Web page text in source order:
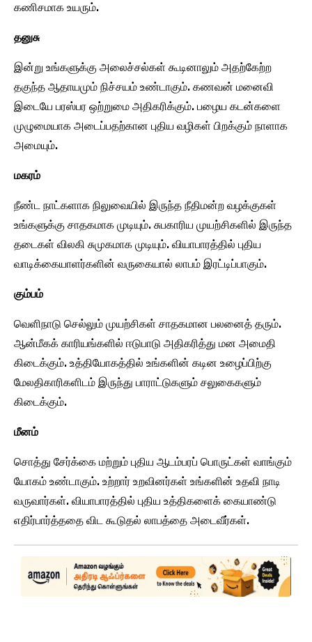
கணிசமாக உயரும்.
தனுசு
இன்று உங்களுக்கு அலைச்சல்கள் கூடினாலும் அதற்கேற்ற
தகுந்த ஆதாயமும் நிச்சயம் உண்டாகும். கணவன் மனைவி
இடையே பரஸ்பர ஒற்றுமை அதிகரிக்கும். பழைய கடன்களை
முழுமையாக அடைப்பதற்கான புதிய வழிகள் பிறக்கும் நாளாக
அமையும்.
மகரம்
நீண்ட நாட்களாக நிலுவையில் இருந்த நீதிமன்ற வழக்குகள்
உங்களுக்கு சாதகமாக முடியும். சுபகாரிய முயற்சிகளில் இருந்த
தடைகள் விலகி சுமுகமாக முடியும். வியாபாரத்தில் புதிய
வாடிக்கையாளர்களின் வருகையால் லாபம் இரட்டிப்பாகும்.
கும்பம்
வெளிநாடு செல்லும் முயற்சிகள் சாதகமான பலனைத் தரும்.
ஆன்மீகக் காரியங்களில் ஈடுபாடு அதிகரித்து மன அமைதி
கிடைக்கும். உத்தியோகத்தில் உங்களின் கடின உழைப்பிற்கு
மேலதிகாரிகளிடம் இருந்து பாராட்டுகளும் சலுகைகளும்
கிடைக்கும்.
மீனம்
சொத்து சேர்க்கை மற்றும் புதிய ஆடம்பரப் பொருட்கள் வாங்கும்
யோகம் உண்டாகும். உற்றார் உறவினர்கள் உங்களின் உதவி நாடி
வருவார்கள். வியாபாரத்தில் புதிய உத்திகளைக் கையாண்டு
எதிர்பார்த்ததை விட கூடுதல் லாபத்தை அடைவீர்கள்.